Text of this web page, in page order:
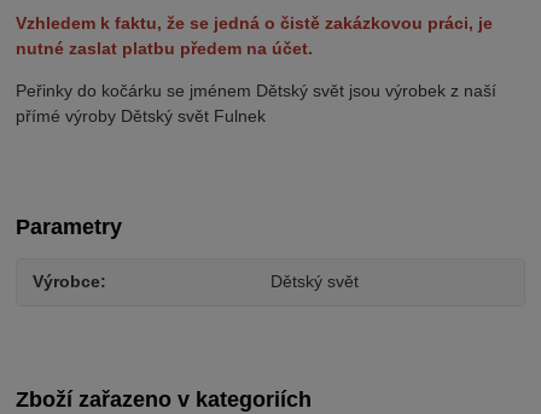
Vzhledem k faktu, že se jedná o čistě zakázkovou práci, je
nutné zaslat platbu předem na účet.
Peřinky do kočárku se jménem Dětský svět jsou výrobek z naší
přímé výroby Dětský svět Fulnek
Parametry
Výrobce Dětský svět
Zboží zařazeno v kategoriích